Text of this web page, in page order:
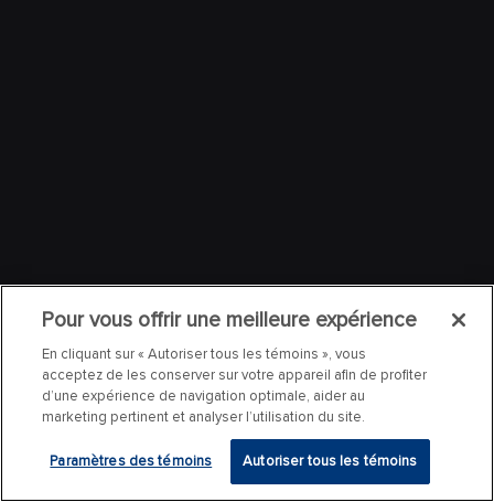
Pour vous offrir une meilleure expérience
En cliquant sur « Autoriser tous les témoins », vous
acceptez de les conserver sur votre appareil afin de profiter
d’une expérience de navigation optimale, aider au
marketing pertinent et analyser l’utilisation du site.
Paramètres des témoins Autoriser tous les témoins